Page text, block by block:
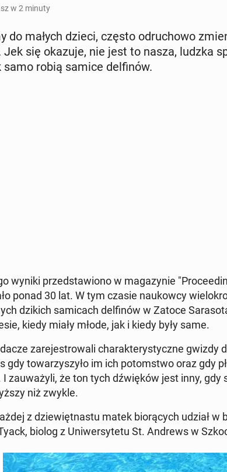
w 2 minuty
do małych dzieci, często od­ru­cho­wo
Jek się okazuje, nie jest to nasza, ludzka
samo robią samice del­fi­nów.
wyniki przed­sta­wio­no w ma­ga­zy­nie
ponad 30 lat. W tym czasie na­ukow­cy
dzikich sa­mi­cach del­fi­nów w Zatoce
kiedy miały młode, jak i kiedy były same.
za­re­je­stro­wa­li cha­rak­te­ry­stycz­ne
gdy to­wa­rzy­szy­ło im ich po­tom­stwo oraz gdy
za­uwa­ży­li, że ton tych dźwię­ków jest inny, gdy
niż zwykle.
z dzie­więt­na­stu matek bio­rą­cych udział w
biolog z Uni­wer­sy­te­tu St. Andrews w